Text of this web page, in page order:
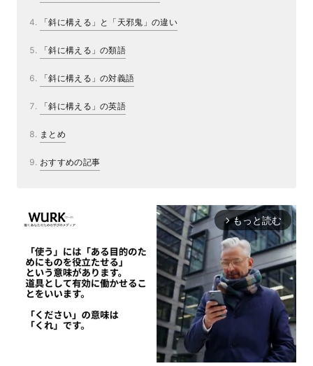
「斜に構える」と「天邪鬼」の違い
「斜に構える」の類語
「斜に構える」の対義語
「斜に構える」の英語
まとめ
おすすめの記事
arrow_forward_ios もっと読む